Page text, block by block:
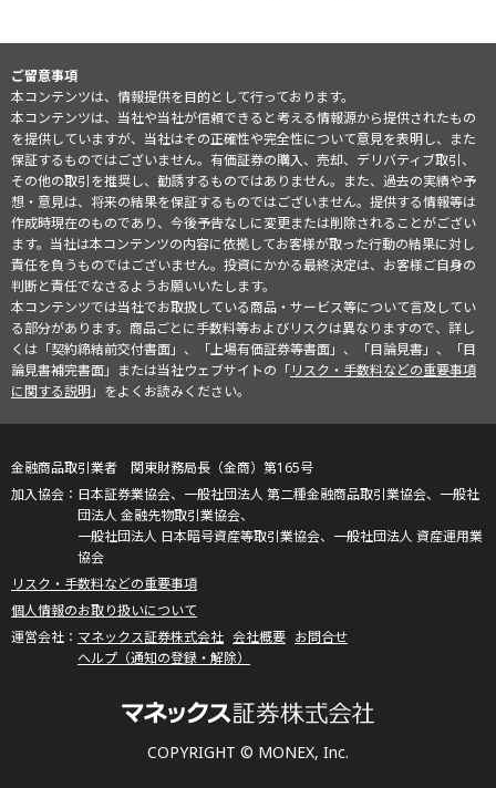
ご留意事項
本コンテンツは、情報提供を目的として行っております。
本コンテンツは、当社や当社が信頼できると考える情報源から提供されたもの
を提供していますが、当社はその正確性や完全性について意見を表明し、また
保証するものではございません。有価証券の購入、売却、デリバティブ取引、
その他の取引を推奨し、勧誘するものではありません。また、過去の実績や予
想・意見は、将来の結果を保証するものではございません。提供する情報等は
作成時現在のものであり、今後予告なしに変更または削除されることがござい
ます。当社は本コンテンツの内容に依拠してお客様が取った行動の結果に対し
責任を負うものではございません。投資にかかる最終決定は、お客様ご自身の
判断と責任でなさるようお願いいたします。
本コンテンツでは当社でお取扱している商品・サービス等について言及してい
る部分があります。商品ごとに手数料等およびリスクは異なりますので、詳し
くは「契約締結前交付書面」、「上場有価証券等書面」、「目論見書」、「目
論見書補完書面」または当社ウェブサイトの「リスク・手数料などの重要事項
に関する説明」をよくお読みください。
COPYRIGHT © MONEX, Inc.
金融商品取引業者 関東財務局長（金商）第165号
日本証券業協会、一般社団法人 第二種金融商品取引業協会、一般社
団法人 金融先物取引業協会、
一般社団法人 日本暗号資産等取引業協会、一般社団法人 資産運用業
協会
リスク・手数料などの重要事項
個人情報のお取り扱いについて
マネックス証券株式会社 会社概要 お問合せ
ヘルプ（通知の登録・解除）